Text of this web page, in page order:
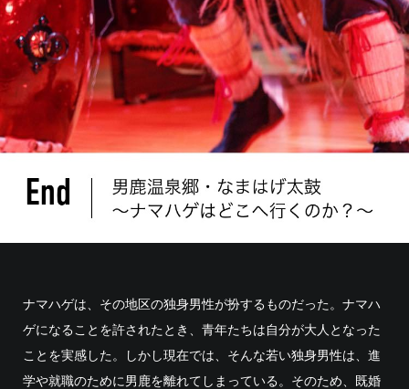
ナマハゲは、その地区の独身男性が扮するものだった。ナマハ
ゲになることを許されたとき、青年たちは自分が大人となった
ことを実感した。しかし現在では、そんな若い独身男性は、進
学や就職のために男鹿を離れてしまっている。そのため、既婚